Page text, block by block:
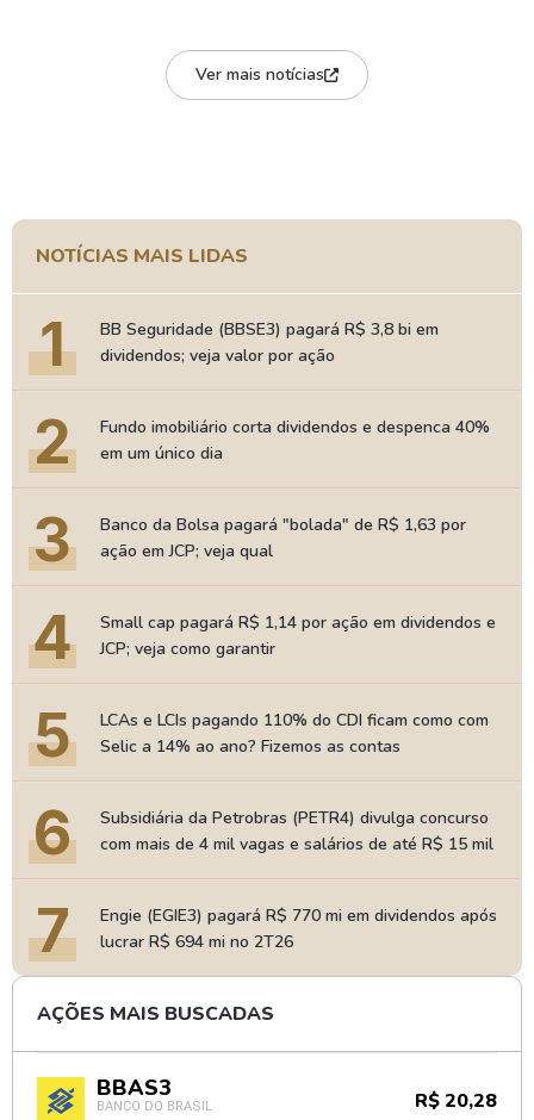
Ver mais notícias
NOTÍCIAS MAIS LIDAS
1
BB Seguridade (BBSE3) pagará R$ 3,8 bi em
dividendos; veja valor por ação
2
Fundo imobiliário corta dividendos e despenca 40%
em um único dia
3
Banco da Bolsa pagará "bolada" de R$ 1,63 por
ação em JCP; veja qual
4
Small cap pagará R$ 1,14 por ação em dividendos e
JCP; veja como garantir
5
LCAs e LCIs pagando 110% do CDI ficam como com
Selic a 14% ao ano? Fizemos as contas
6
Subsidiária da Petrobras (PETR4) divulga concurso
com mais de 4 mil vagas e salários de até R$ 15 mil
7
Engie (EGIE3) pagará R$ 770 mi em dividendos após
lucrar R$ 694 mi no 2T26
AÇÕES MAIS BUSCADAS
BBAS3
BANCO DO BRASIL R$ 20,28